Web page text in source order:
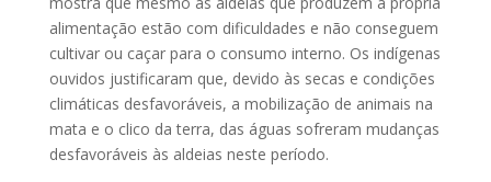
alimentação estão com dificuldades e não conseguem
cultivar ou caçar para o consumo interno. Os indígenas
ouvidos justificaram que, devido às secas e condições
climáticas desfavoráveis, a mobilização de animais na
mata e o clico da terra, das águas sofreram mudanças
desfavoráveis às aldeias neste período.